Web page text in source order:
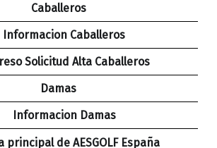
Caballeros
Informacion Caballeros
Solicitud Alta Caballeros
Damas
Informacion Damas
principal de AESGOLF España